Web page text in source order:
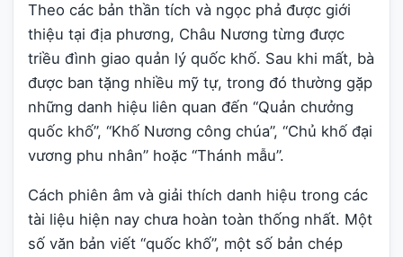
Theo các bản thần tích và ngọc phả được giới
thiệu tại địa phương, Châu Nương từng được
triều đình giao quản lý quốc khố. Sau khi mất, bà
được ban tặng nhiều mỹ tự, trong đó thường gặp
những danh hiệu liên quan đến “Quản chưởng
quốc khố”, “Khố Nương công chúa”, “Chủ khố đại
vương phu nhân” hoặc “Thánh mẫu”.
Cách phiên âm và giải thích danh hiệu trong các
tài liệu hiện nay chưa hoàn toàn thống nhất. Một
số văn bản viết “quốc khố”, một số bản chép